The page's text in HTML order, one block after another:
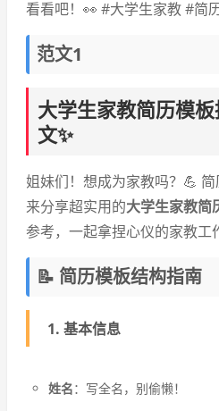
看看吧！👀 #大学生家教 #简
范文1
大学生家教简历模
文✨
姐妹们！想成为家教吗？💪
来分享超实用的大学生家教简
参考，一起拿捏心仪的家教工
📝 简历模板结构指南
1. 基本信息
姓名：写全名，别偷懒！